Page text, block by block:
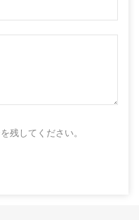
残してください。